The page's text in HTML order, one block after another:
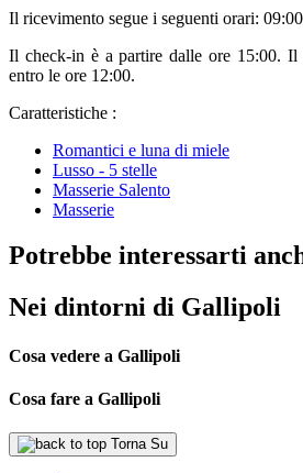
Il ricevimento segue i seguenti orari:
Il check-in è a partire dalle ore 15:00. Il
entro le ore 12:00.
Caratteristiche :
Romantici e luna di miele
Lusso - 5 stelle
Masserie Salento
Masserie
Potrebbe interessarti
Nei dintorni di Gallipoli
Cosa vedere a Gallipoli
Cosa fare a Gallipoli
Torna Su